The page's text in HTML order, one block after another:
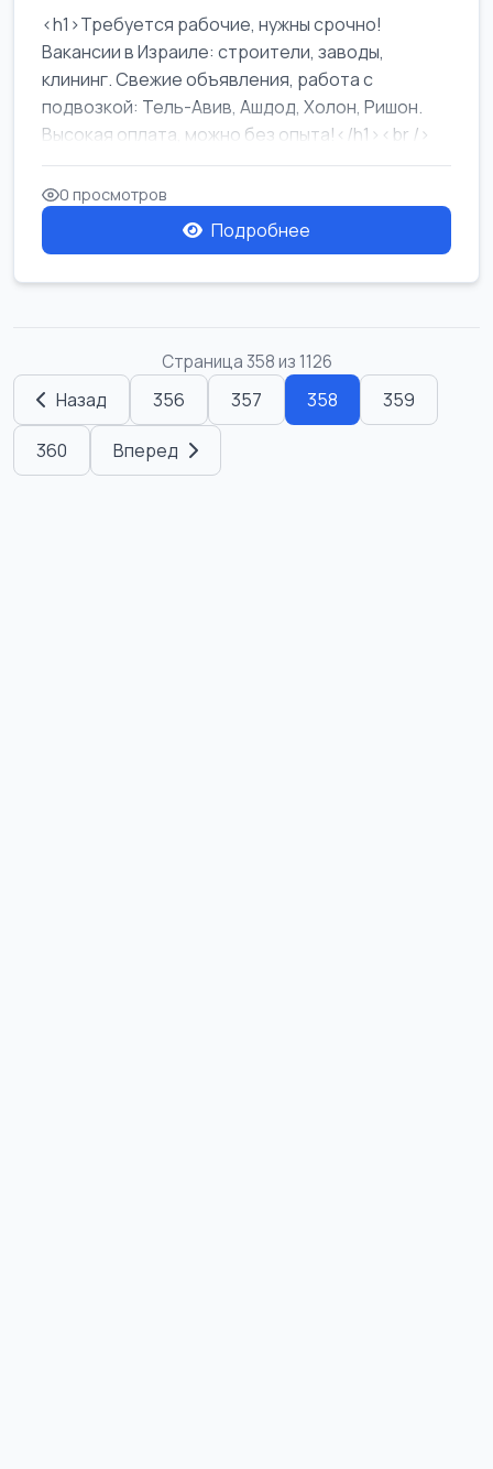
<h1>Требуется рабочие, нужны срочно!
Вакансии в Израиле: строители, заводы,
клининг. Свежие объявления, работа с
подвозкой: Тель-Авив, Ашдод, Холон, Ришон.
Высокая оплата, можно без опыта!</h1><br />
...
0 просмотров
Подробнее
Страница 358 из 1126
Назад 356 357 358 359
360 Вперед